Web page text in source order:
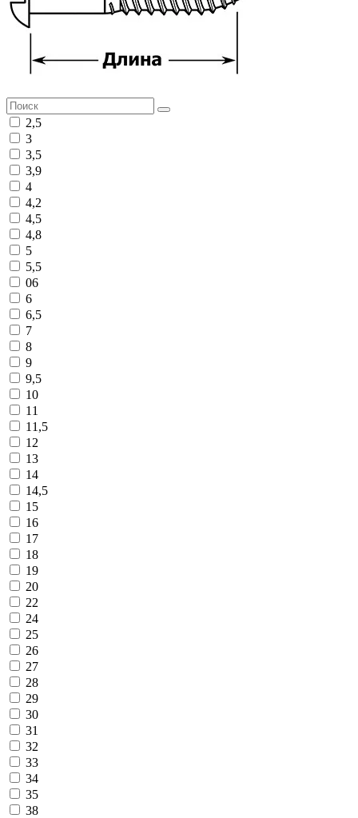
2,5
3
3,5
3,9
4
4,2
4,5
4,8
5
5,5
06
6
6,5
7
8
9
9,5
10
11
11,5
12
13
14
14,5
15
16
17
18
19
20
22
24
25
26
27
28
29
30
31
32
33
34
35
38